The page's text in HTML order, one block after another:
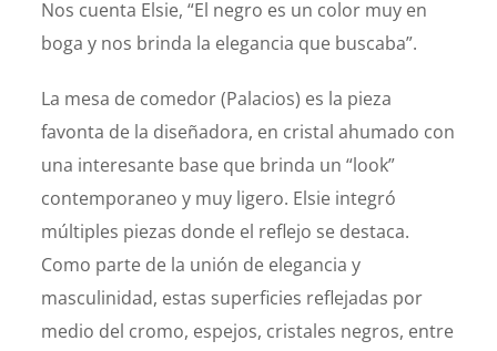
Nos cuenta Elsie, “El negro es un color muy en
boga y nos brinda la elegancia que buscaba”.
La mesa de comedor (Palacios) es la pieza
favonta de la diseñadora, en cristal ahumado con
una interesante base que brinda un “look”
contemporaneo y muy ligero. Elsie integró
múltiples piezas donde el reflejo se destaca.
Como parte de la unión de elegancia y
masculinidad, estas superficies reflejadas por
medio del cromo, espejos, cristales negros, entre